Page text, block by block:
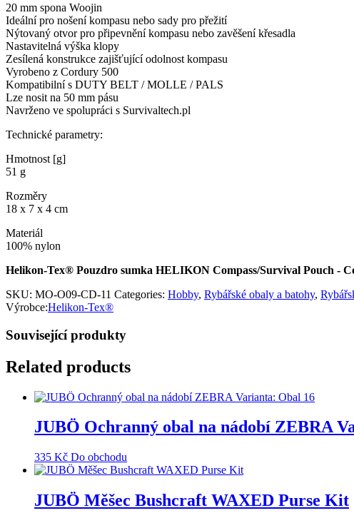
20 mm spona Woojin
Ideální pro nošení kompasu nebo sady pro přežití
Nýtovaný otvor pro připevnění kompasu nebo zavěšení křesadla
Nastavitelná výška klopy
Zesílená konstrukce zajišťující odolnost kompasu
Vyrobeno z Cordury 500
Kompatibilní s DUTY BELT / MOLLE / PALS
Lze nosit na 50 mm pásu
Navrženo ve spolupráci s Survivaltech.pl
Technické parametry:
Hmotnost [g]
51 g
Rozměry
18 x 7 x 4 cm
Materiál
100% nylon
Helikon-Tex® Pouzdro sumka HELIKON Compass/Survival Pouch -
SKU: MO-O09-CD-11 Categories: Hobby, Rybářské obaly a batohy,
Výrobce:Helikon-Tex®
Související produkty
Related products
JUBÖ Ochranný obal na nádobí ZEBRA
335 Kč Do obchodu
JUBÖ Měšec Bushcraft WAXED Purse Kit